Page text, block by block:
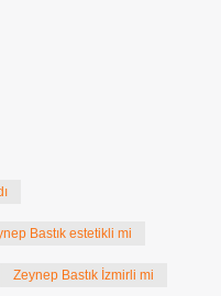
Bastık estetikli mi
Zeynep Bastık İzmirli mi